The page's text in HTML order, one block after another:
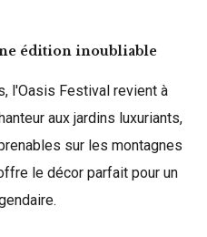
édition inoubliable
l'Oasis Festival revient à
aux jardins luxuriants,
sur les montagnes
le décor parfait pour un